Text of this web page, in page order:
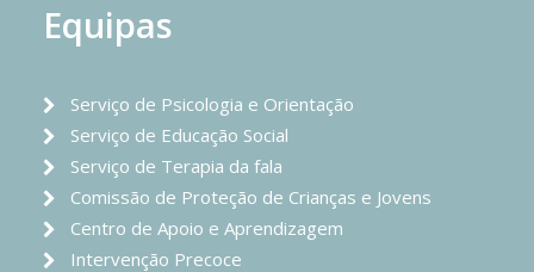
Equipas
Serviço de Psicologia e Orientação
Serviço de Educação Social
Serviço de Terapia da fala
Comissão de Proteção de Crianças e Jovens
Centro de Apoio e Aprendizagem
Intervenção Precoce